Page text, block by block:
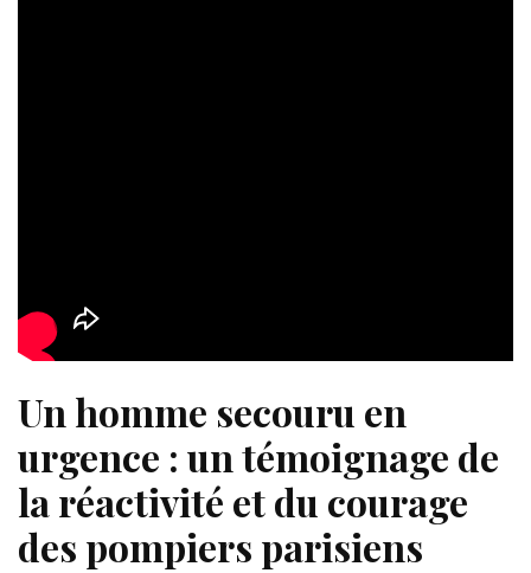
Un homme secouru en
urgence : un témoignage de
la réactivité et du courage
des pompiers parisiens